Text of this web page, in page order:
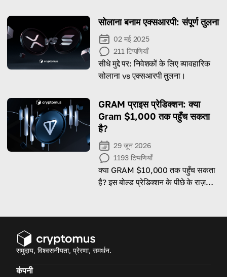
क्रिप्टोकरेंसी का इस्तेमाल कैसे शुरू कर
सोलाना बनाम एक्सआरपी: संपूर्ण तुलना
02 मई 2025
211 टिप्पणियाँ
सीधे मुद्दे पर: निवेशकों के लिए व्यावहारिक
सोलाना vs एक्सआरपी तुलना।
GRAM प्राइस प्रेडिक्शन: क्या
Gram $1,000 तक पहुँच सकता
है?
29 जून 2026
1193 टिप्पणियाँ
क्या GRAM $10,000 तक पहुँच सकता
है? इस बोल्ड प्रेडिक्शन के पीछे के राज़
समुदाय, विश्वसनीयता, प्रेरणा, समर्थन.
कंपनी